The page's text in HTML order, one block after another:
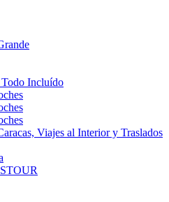
Todo Incluído
Viajes al Interior y Traslados